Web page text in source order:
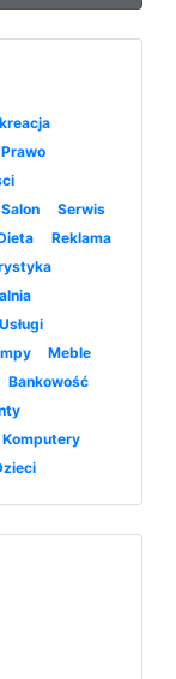
Prawo
Salon
Serwis
Reklama
Usługi
Meble
Bankowość
Komputery